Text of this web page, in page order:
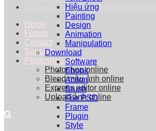
Xu hướng vẽ minh họa trong thiết kế
Home
Forum
Contact
Support
Photoshop Online
Photoshop online
Blend màu ảnh online
Express editor online
Upload ảnh online
Hiệu ứng
Painting
Design
Animation
Manipulation
Download
Software
Ebook
Action
Brush
File PSD
Frame
Plugin
Style